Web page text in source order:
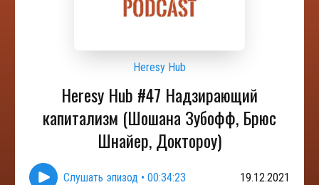
Heresy Hub
Heresy Hub #47 Надзирающий
капитализм (Шошана Зубофф, Брюс
Шнайер, Доктороу)
Слушать эпизод • 00:34:23 19.12.2021